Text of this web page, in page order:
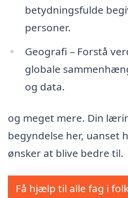
betydningsfulde
personer.
Geografi – Forstå
globale
og data.
og meget mere. Din
begyndelse her, uanset
ønsker at blive bedre til.
Få hjælp til alle fag i